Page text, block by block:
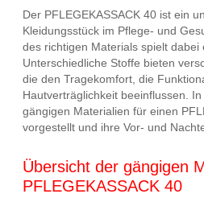
Der PFLEGEKASSACK 40 ist ein
Kleidungsstück im Pflege- und
des richtigen Materials spielt dabei
Unterschiedliche Stoffe bieten
die den Tragekomfort, die
Hautverträglichkeit beeinflussen.
gängigen Materialien für einen
vorgestellt und ihre Vor- und
Übersicht der gängigen
PFLEGEKASSACK 40